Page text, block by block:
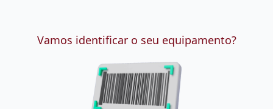
Vamos identificar o seu equipamento?